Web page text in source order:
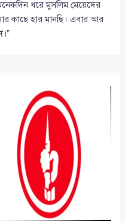
ধরে মুসলিম মেয়েদের
কাছে হার মানছি। এবার আর
”